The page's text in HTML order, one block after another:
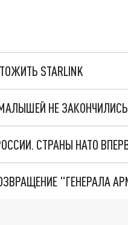
STARLINK
НЕ ЗАКОНЧИЛИСЬ